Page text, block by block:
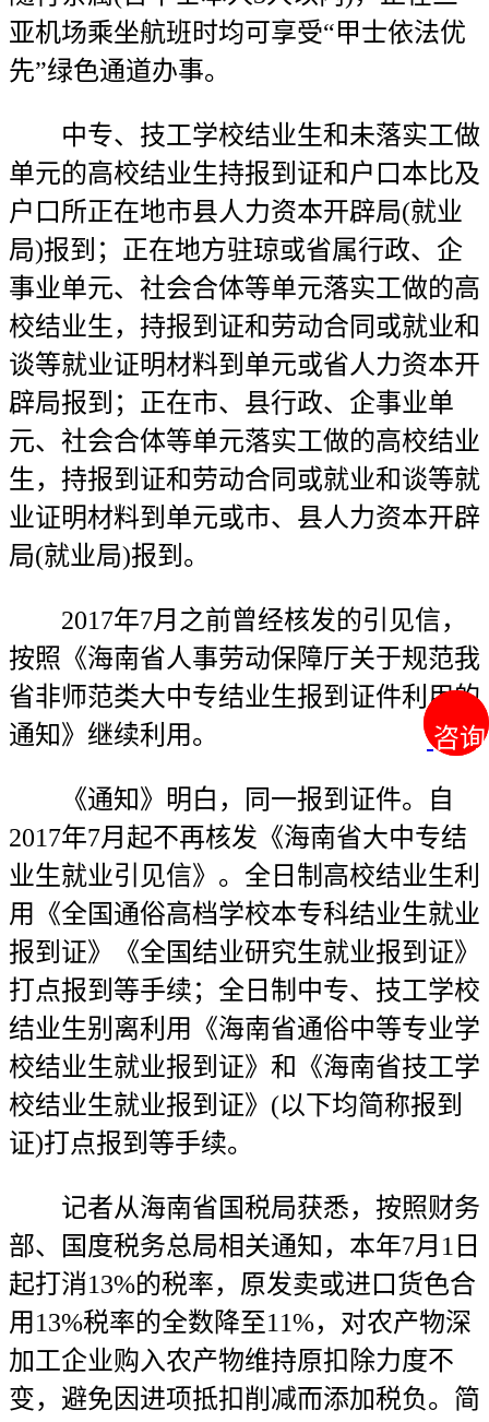
咨询
咨询
亚机场乘坐航班时均可享受“甲士依法优
先”绿色通道办事。
中专、技工学校结业生和未落实工做
单元的高校结业生持报到证和户口本比及
户口所正在地市县人力资本开辟局(就业
局)报到；正在地方驻琼或省属行政、企
事业单元、社会合体等单元落实工做的高
校结业生，持报到证和劳动合同或就业和
谈等就业证明材料到单元或省人力资本开
辟局报到；正在市、县行政、企事业单
元、社会合体等单元落实工做的高校结业
生，持报到证和劳动合同或就业和谈等就
业证明材料到单元或市、县人力资本开辟
局(就业局)报到。
2017年7月之前曾经核发的引见信，
按照《海南省人事劳动保障厅关于规范我
省非师范类大中专结业生报到证件利用的
通知》继续利用。
《通知》明白，同一报到证件。自
2017年7月起不再核发《海南省大中专结
业生就业引见信》。全日制高校结业生利
用《全国通俗高档学校本专科结业生就业
报到证》《全国结业研究生就业报到证》
打点报到等手续；全日制中专、技工学校
结业生别离利用《海南省通俗中等专业学
校结业生就业报到证》和《海南省技工学
校结业生就业报到证》(以下均简称报到
证)打点报到等手续。
记者从海南省国税局获悉，按照财务
部、国度税务总局相关通知，本年7月1日
起打消13%的税率，原发卖或进口货色合
用13%税率的全数降至11%，对农产物深
加工企业购入农产物维持原扣除力度不
变，避免因进项抵扣削减而添加税负。简